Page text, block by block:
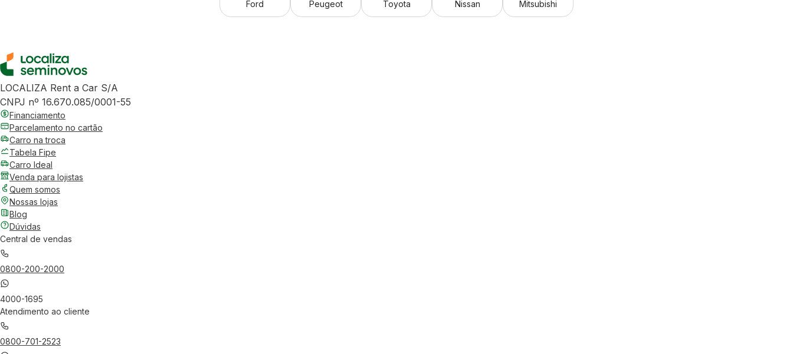
Ford Peugeot Toyota Nissan Mitsubishi
LOCALIZA Rent a Car S/A
CNPJ nº 16.670.085/0001-55
Financiamento
Parcelamento no cartão
Carro na troca
Tabela Fipe
Carro Ideal
Venda para lojistas
Quem somos
Nossas lojas
Blog
Dúvidas
Central de vendas
0800-200-2000
4000-1695
Atendimento ao cliente
0800-701-2523